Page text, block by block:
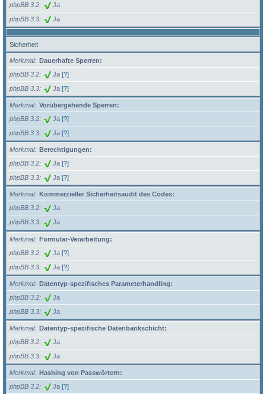
phpBB 3.2
Ja
phpBB 3.3 Ja
Sicherheit
Merkmal
Dauerhafte Sperren:
phpBB 3.2
Ja [?]
phpBB 3.3 Ja [?]
Merkmal
Vorübergehende Sperren:
phpBB 3.2
Ja [?]
phpBB 3.3 Ja [?]
Merkmal
Berechtigungen:
phpBB 3.2
Ja [?]
phpBB 3.3 Ja [?]
Merkmal
Kommerzieller Sicherheitsaudit des Codes:
phpBB 3.2
Ja
phpBB 3.3 Ja
Merkmal
Formular-Verarbeitung:
phpBB 3.2
Ja [?]
phpBB 3.3 Ja [?]
Merkmal
Datentyp-spezifisches Parameterhandling:
phpBB 3.2
Ja
phpBB 3.3 Ja
Merkmal
Datentyp-spezifische Datenbankschicht:
phpBB 3.2
Ja
phpBB 3.3 Ja
Merkmal
Hashing von Passwörtern:
phpBB 3.2
Ja [?]